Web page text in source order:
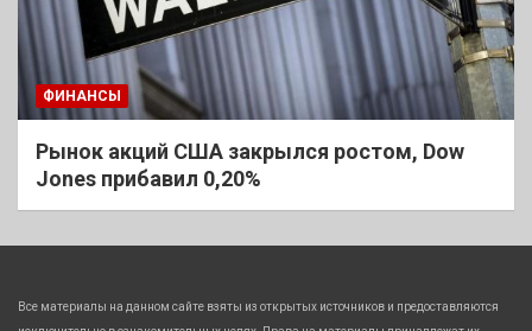
ФИНАНСЫ
Рынок акций США закрылся ростом, Dow
Jones прибавил 0,20%
Все материалы на данном сайте взяты из открытых источников и предоставляются